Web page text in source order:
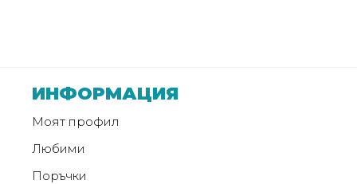
ИНФОРМАЦИЯ
Моят профил
Любими
Поръчки